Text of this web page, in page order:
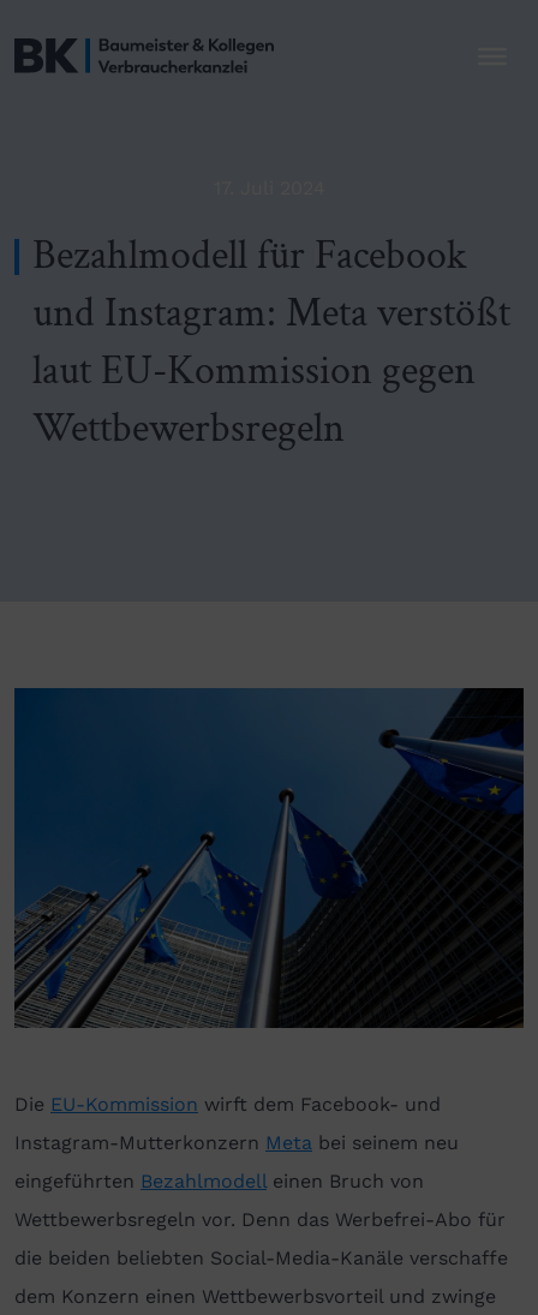
Bezahlmodell für Facebook
und Instagram: Meta verstößt
laut EU-Kommission gegen
Wettbewerbsregeln
Die EU-Kommission wirft dem Facebook- und
Instagram-Mutterkonzern Meta bei seinem neu
eingeführten Bezahlmodelleinen Bruch von
Wettbewerbsregeln vor. Denn das Werbefrei-Abo für
die beiden beliebten Social-Media-Kanäle verschaffe
dem Konzern einen Wettbewerbsvorteil und zwinge